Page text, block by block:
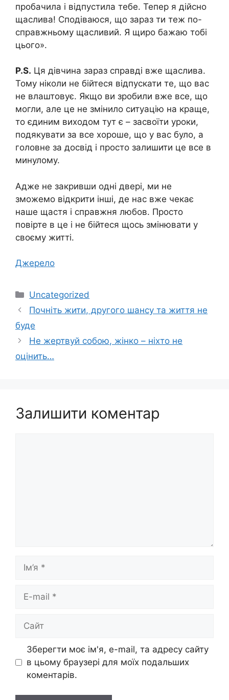
пробачила і відпустила тебе. Тепер я дійсно
щаслива! Сподіваюся, що зараз ти теж по-
справжньому щасливий. Я щиро бажаю тобі
цього».
P.S. Ця дівчина зараз справді вже щаслива.
Тому ніколи не бійтеся відпускати те, що вас
не влаштовує. Якщо ви зробили вже все, що
могли, але це не змінило ситуацію на краще,
то єдиним виходом тут є – засвоїти уроки,
подякувати за все хороше, що у вас було, а
головне за досвід і просто залишити це все в
минулому.
Адже не закривши одні двері, ми не
зможемо відкрити інші, де нас вже чекає
наше щастя і справжня любов. Просто
повірте в це і не бійтеся щось змінювати у
своєму житті.
Джерело
Категорії
Uncategorized
Почніть жити, другого шансу та життя не
буде
Не жертвуй собою, жінко – ніхто не
оцінить…
Залишити коментар
Ім’я
Сайт
Зберегти моє ім'я, e-mail, та адресу сайту
в цьому браузері для моїх подальших
коментарів.